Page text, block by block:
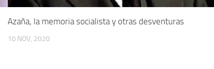
Azaña, la memoria socialista y otras desventuras
10 NOV, 2020